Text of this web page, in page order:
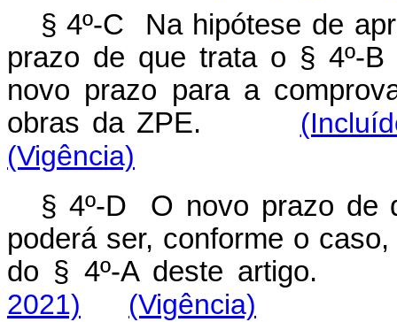
§ 4º-C Na hipótese de
prazo de que trata o § 4º-
novo prazo para a
obras da ZPE.
(Vigência)
§ 4º-D O novo prazo de
poderá ser, conforme o
do § 4º-A deste artigo.
2021)
(Vigência)